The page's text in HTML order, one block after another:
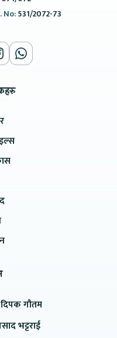
No:531/2072-73
दिपक गौतम
भट्टराई